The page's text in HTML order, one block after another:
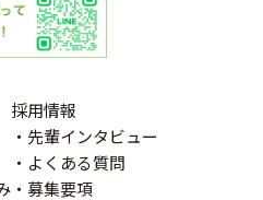
採用情報
・先輩インタビュー
・よくある質問
・募集要項